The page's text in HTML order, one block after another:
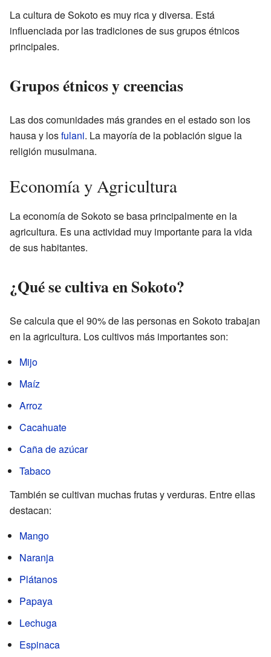
La cultura de Sokoto es muy rica y diversa. Está
influenciada por las tradiciones de sus grupos étnicos
principales.
Grupos étnicos y creencias
Las dos comunidades más grandes en el estado son los
hausa y losfulani. La mayoría de la población sigue la
religión musulmana.
Economía y Agricultura
La economía de Sokoto se basa principalmente en la
agricultura. Es una actividad muy importante para la vida
de sus habitantes.
¿Qué se cultiva en Sokoto?
Se calcula que el 90% de las personas en Sokoto trabajan
en la agricultura. Los cultivos más importantes son:
Mijo
Maíz
Arroz
Cacahuate
Caña de azúcar
Tabaco
También se cultivan muchas frutas y verduras. Entre ellas
destacan:
Mango
Naranja
Plátanos
Papaya
Lechuga
Espinaca